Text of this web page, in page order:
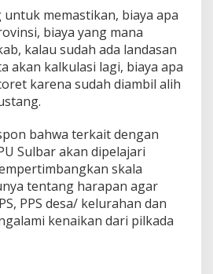
memastikan, biaya apa
biaya yang mana
kalau sudah ada landasan
akan kalkulasi lagi, biaya apa
karena sudah diambil alih
bahwa terkait dengan
Sulbar akan dipelajari
skala
tentang harapan agar
PPS desa/ kelurahan dan
kenaikan dari pilkada